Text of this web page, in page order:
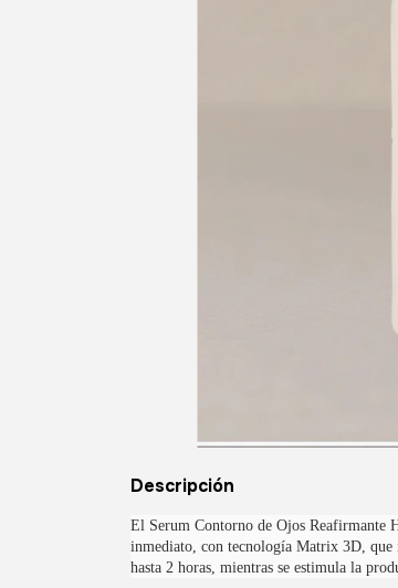
Descripción
El Serum Contorno de Ojos Reafirmante
inmediato, con tecnología Matrix 3D,
hasta 2 horas, mientras se estimula la